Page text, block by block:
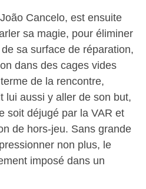
Cancelo, est ensuite
sa magie, pour éliminer
sa surface de réparation,
dans des cages vides
de la rencontre,
lui aussi y aller de son but,
soit déjugé par la VAR et
de hors-jeu. Sans grande
non plus, le
imposé dans un